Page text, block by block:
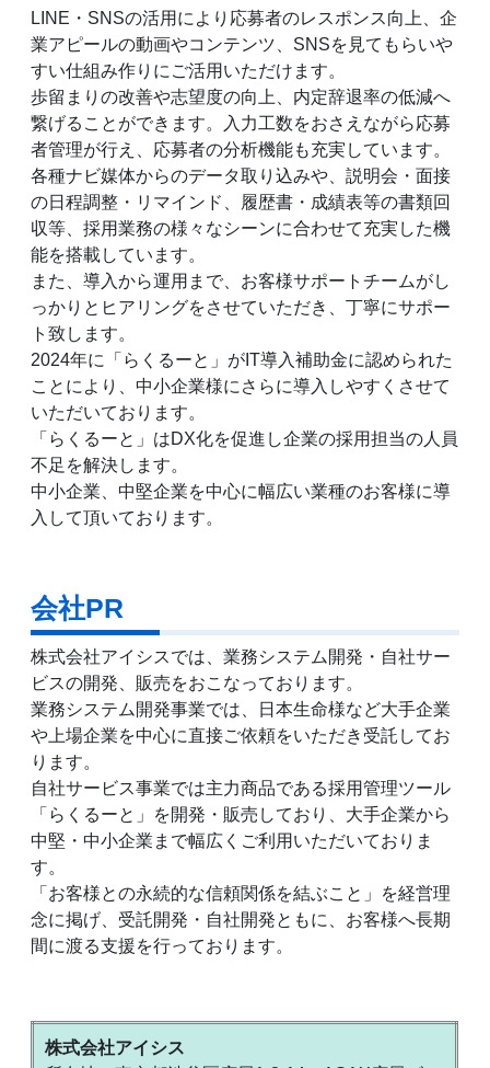
LINE・SNSの活用により応募者のレスポンス向上、企
業アピールの動画やコンテンツ、SNSを見てもらいや
すい仕組み作りにご活用いただけます。
歩留まりの改善や志望度の向上、内定辞退率の低減へ
繋げることができます。入力工数をおさえながら応募
者管理が行え、応募者の分析機能も充実しています。
各種ナビ媒体からのデータ取り込みや、説明会・面接
の日程調整・リマインド、履歴書・成績表等の書類回
収等、採用業務の様々なシーンに合わせて充実した機
能を搭載しています。
また、導入から運用まで、お客様サポートチームがし
っかりとヒアリングをさせていただき、丁寧にサポー
ト致します。
2024年に「らくるーと」がIT導入補助金に認められた
ことにより、中小企業様にさらに導入しやすくさせて
いただいております。
「らくるーと」はDX化を促進し企業の採用担当の人員
不足を解決します。
中小企業、中堅企業を中心に幅広い業種のお客様に導
入して頂いております。
会社PR
株式会社アイシスでは、業務システム開発・自社サー
ビスの開発、販売をおこなっております。
業務システム開発事業では、日本生命様など大手企業
や上場企業を中心に直接ご依頼をいただき受託してお
ります。
自社サービス事業では主力商品である採用管理ツール
「らくるーと」を開発・販売しており、大手企業から
中堅・中小企業まで幅広くご利用いただいておりま
す。
「お客様との永続的な信頼関係を結ぶこと」を経営理
念に掲げ、受託開発・自社開発ともに、お客様へ長期
間に渡る支援を行っております。
株式会社アイシス